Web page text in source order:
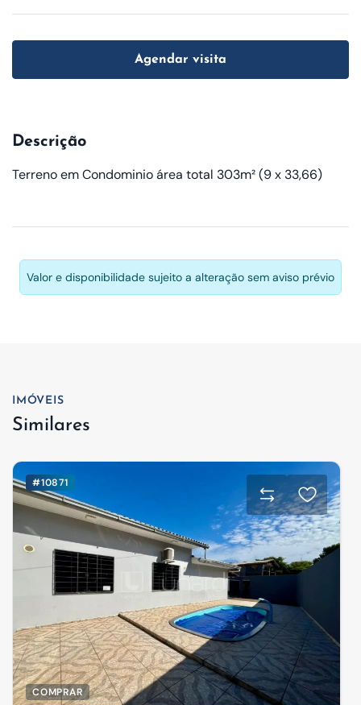
Agendar visita
Descrição
Terreno em Condominio área total 303m² (9 x 33,66)
Valor e disponibilidade sujeito a alteração sem aviso prévio
IMÓVEIS
Similares
#10871
COMPRAR